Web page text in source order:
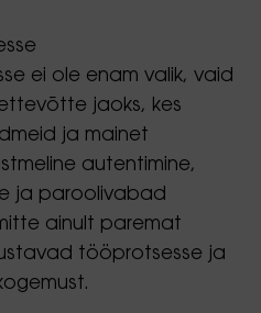
ei ole enam valik, vaid
jaoks, kes
ja mainet
autentimine,
ja paroolivabad
ainult paremat
tööprotsesse ja